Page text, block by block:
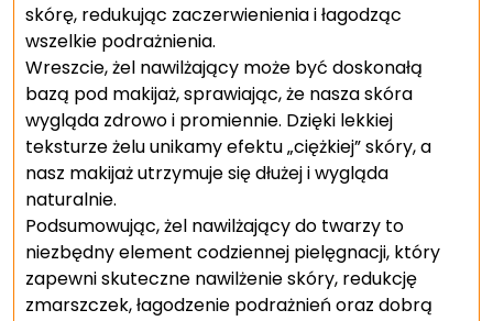
skórę, redukując zaczerwienienia i łagodząc
wszelkie podrażnienia.
Wreszcie, żel nawilżający może być doskonałą
bazą pod makijaż, sprawiając, że nasza skóra
wygląda zdrowo i promiennie. Dzięki lekkiej
teksturze żelu unikamy efektu „ciężkiej” skóry, a
nasz makijaż utrzymuje się dłużej i wygląda
naturalnie.
Podsumowując, żel nawilżający do twarzy to
niezbędny element codziennej pielęgnacji, który
zapewni skuteczne nawilżenie skóry, redukcję
zmarszczek, łagodzenie podrażnień oraz dobrą